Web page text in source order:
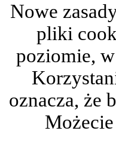
Nowe
pliki
poziomie,
oznacza, że